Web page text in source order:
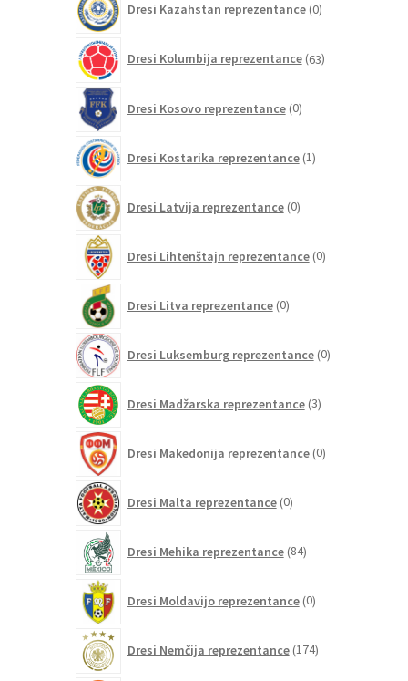
Dresi Kazahstan reprezentance 0izdelkov
Dresi Kolumbija reprezentance 63izdelkov
Dresi Kosovo reprezentance 0izdelkov
Dresi Kostarika reprezentance 1izdelek
Dresi Latvija reprezentance 0izdelkov
Dresi Lihtenštajn reprezentance 0izdelkov
Dresi Litva reprezentance 0izdelkov
Dresi Luksemburg reprezentance 0izdelkov
Dresi Madžarska reprezentance 3izdelki
Dresi Makedonija reprezentance 0izdelkov
Dresi Malta reprezentance 0izdelkov
Dresi Mehika reprezentance 84izdelkov
Dresi Moldavijo reprezentance 0izdelkov
Dresi Nemčija reprezentance 174izdelkov